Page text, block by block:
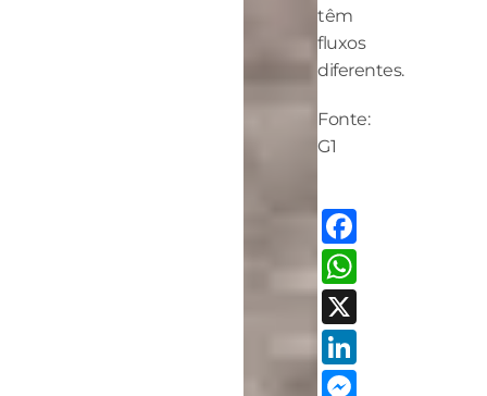
têm
fluxos
diferentes.
Fonte:
G1